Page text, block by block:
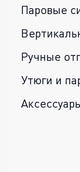
Паровые
Ручные
Утюги и